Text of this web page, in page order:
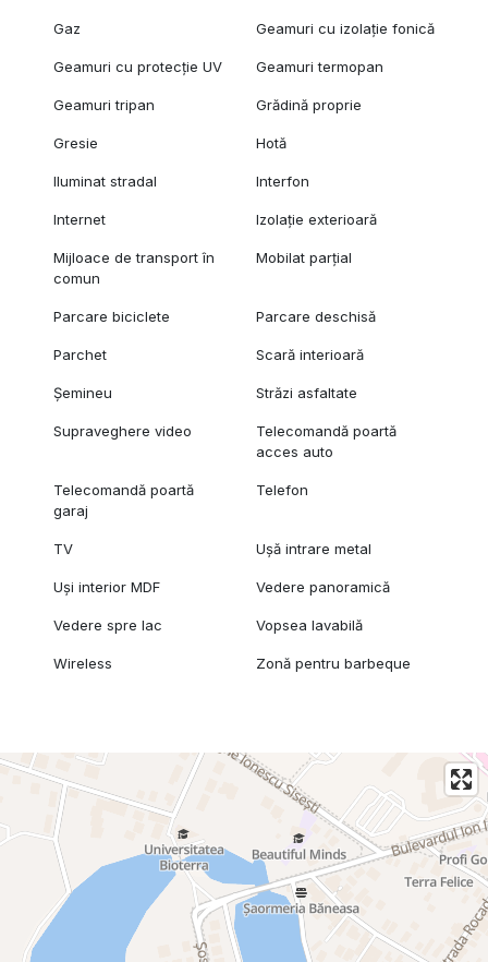
Gaz Geamuri cu izolație fonică
Geamuri cu protecție UV Geamuri termopan
Geamuri tripan Grădină proprie
Gresie Hotă
Iluminat stradal Interfon
Internet Izolație exterioară
Mijloace de transport în
comun
Mobilat parțial
Parcare biciclete Parcare deschisă
Parchet Scară interioară
Șemineu Străzi asfaltate
Supraveghere video
Telecomandă poartă
acces auto
Telecomandă poartă
garaj
Telefon
TV Ușă intrare metal
Uși interior MDF Vedere panoramică
Vedere spre lac Vopsea lavabilă
Wireless Zonă pentru barbeque